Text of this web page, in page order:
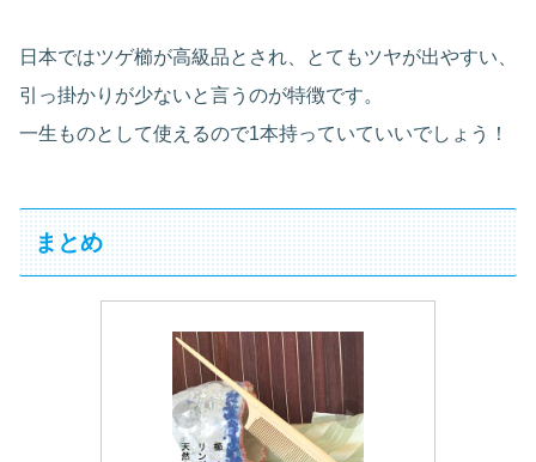
日本ではツゲ櫛が高級品とされ、とてもツヤが出やすい、
引っ掛かりが少ないと言うのが特徴です。
一生ものとして使えるので1本持っていていいでしょう！
まとめ